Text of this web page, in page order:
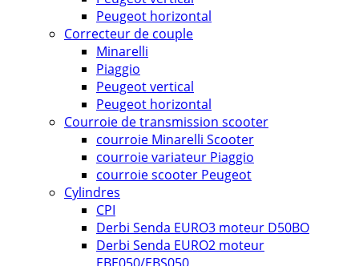
Peugeot horizontal
Correcteur de couple
Minarelli
Piaggio
Peugeot vertical
Peugeot horizontal
Courroie de transmission scooter
courroie Minarelli Scooter
courroie variateur Piaggio
courroie scooter Peugeot
Cylindres
CPI
Derbi Senda EURO3 moteur D50BO
Derbi Senda EURO2 moteur